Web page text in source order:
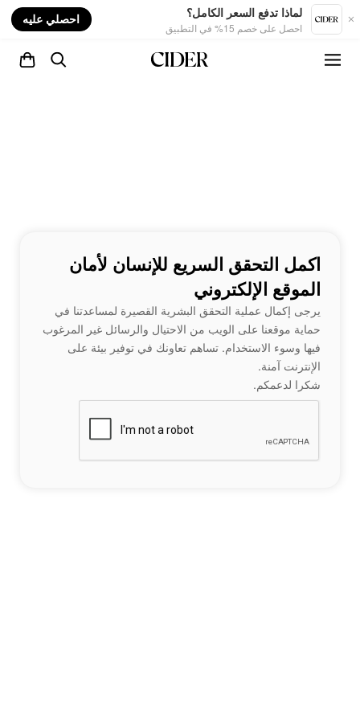
لماذا تدفع السعر الكامل؟
احصل على خصم 15% في التطبيق
احصلي عليه
اكمل التحقق السريع للإنسان لأمان
الموقع الإلكتروني
يرجى إكمال عملية التحقق البشرية القصيرة لمساعدتنا في
حماية موقعنا على الويب من الاحتيال والرسائل غير المرغوب
فيها وسوء الاستخدام. تساهم تعاونك في توفير بيئة على
الإنترنت آمنة.
شكرا لدعمكم.